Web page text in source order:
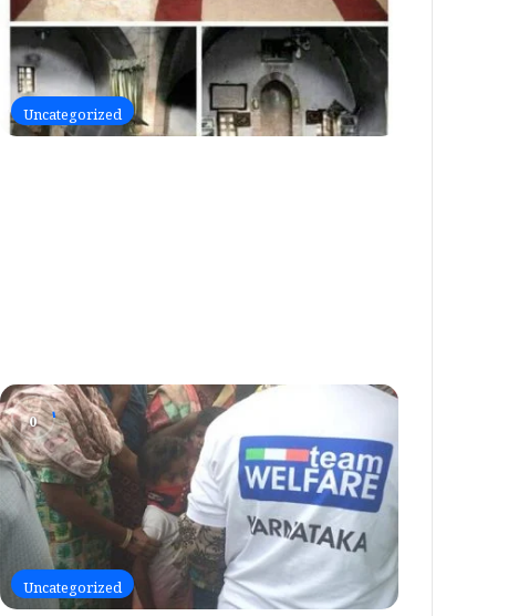
Uncategorized
Uncategorized